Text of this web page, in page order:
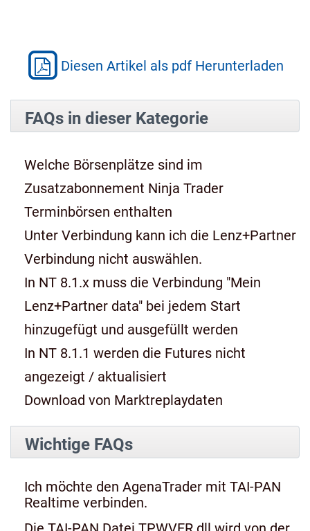
Diesen Artikel als pdf Herunterladen
FAQs in dieser Kategorie
Welche Börsenplätze sind im
Zusatzabonnement Ninja Trader
Terminbörsen enthalten
Unter Verbindung kann ich die Lenz+Partner
Verbindung nicht auswählen.
In NT 8.1.x muss die Verbindung "Mein
Lenz+Partner data" bei jedem Start
hinzugefügt und ausgefüllt werden
In NT 8.1.1 werden die Futures nicht
angezeigt / aktualisiert
Download von Marktreplaydaten
Wichtige FAQs
Ich möchte den AgenaTrader mit TAI-PAN
Realtime verbinden.